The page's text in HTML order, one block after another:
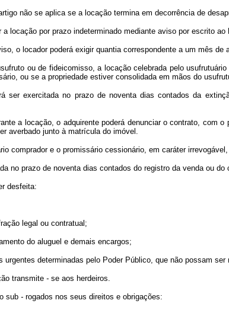
não se aplica se a locação termina em decorrência de
a locação por prazo indeterminado mediante aviso por escrito
o locador poderá exigir quantia correspondente a um mês
ou de fideicomisso, a locação celebrada pelo
ou se a propriedade estiver consolidada em mãos do
ser exercitada no prazo de noventa dias contados da
a locação, o adquirente poderá denunciar o contrato, com
averbado junto à matrícula do imóvel.
comprador e o promissário cessionário, em caráter
no prazo de noventa dias contados do registro da venda ou
desfeita:
legal ou contratual;
do aluguel e demais encargos;
urgentes determinadas pelo Poder Público, que não possam
transmite - se aos herdeiros.
sub - rogados nos seus direitos e obrigações: